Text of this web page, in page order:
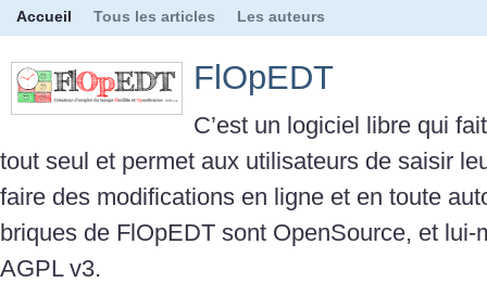
Accueil Tous les articles Les auteurs
FlOpEDT
C’est un logiciel libre qui
tout seul et permet aux utilisateurs de saisir
faire des modifications en ligne et en toute
briques de FlOpEDT sont OpenSource, et lui-
AGPL v3.